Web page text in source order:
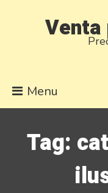
Venta
Menu
Tag: